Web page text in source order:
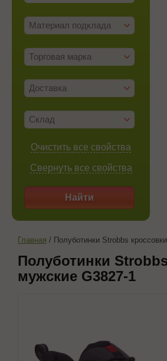
Материал подклада
Торговая марка
Доставка
Склад
Очистить все свойства
Свернуть все свойства
Найти
Главная / Полуботинки Strobbs
Полуботинки
мужские G3827-1